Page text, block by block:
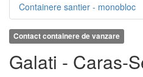
Containere santier - monobloc
Contact containere de vanzare
Galati - Caras-